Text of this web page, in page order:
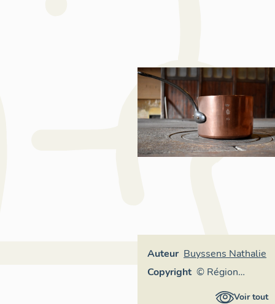
Auteur Buyssens Nathalie
Copyright © Région
Auvergne-Voir tout